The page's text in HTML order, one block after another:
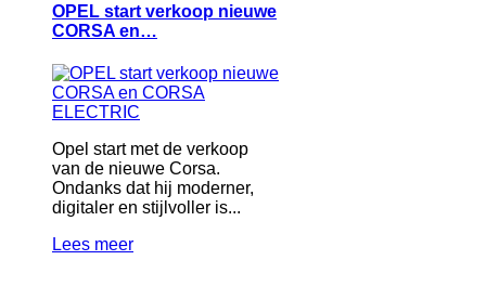
OPEL start verkoop nieuwe
CORSA en…
Opel start met de verkoop
van de nieuwe Corsa.
Ondanks dat hij moderner,
digitaler en stijlvoller is...
Lees meer